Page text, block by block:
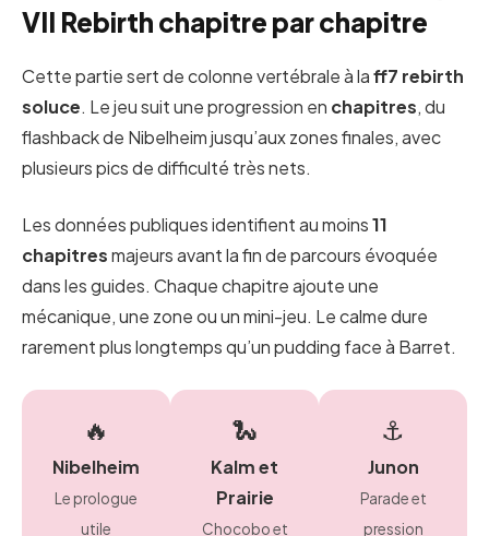
VII Rebirth chapitre par chapitre
Cette partie sert de colonne vertébrale à laff7 rebirth
soluce. Le jeu suit une progression en chapitres, du
flashback de Nibelheim jusqu’aux zones finales, avec
plusieurs pics de difficulté très nets.
Les données publiques identifient au moins11
chapitresmajeurs avant la fin de parcours évoquée
dans les guides. Chaque chapitre ajoute une
mécanique, une zone ou un mini-jeu. Le calme dure
rarement plus longtemps qu’un pudding face à Barret.
🔥
Nibelheim
Le prologue
utile
🐍
Kalm et
Prairie
Chocobo et
⚓
Junon
Parade et
pression